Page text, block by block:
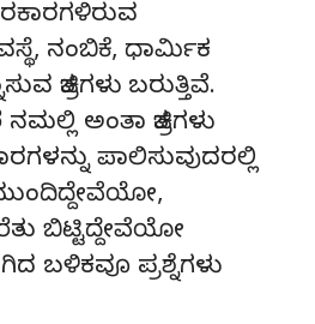
ನಂಬಿಕೆ, ಧಾರ್ಮಿಕ‌
ಚಿತ್ರಗಳು‌ ಬರುತ್ತಿವೆ.
ಅಂತಾ ಚಿತ್ರಗಳು
ಪಾಲಿಸುವುದರಲ್ಲಿ‌
ಬಿಟ್ಟಿದ್ದೇವೆಯೋ
ಬಳಿಕವೂ ಪ್ರಶ್ನೆಗಳು